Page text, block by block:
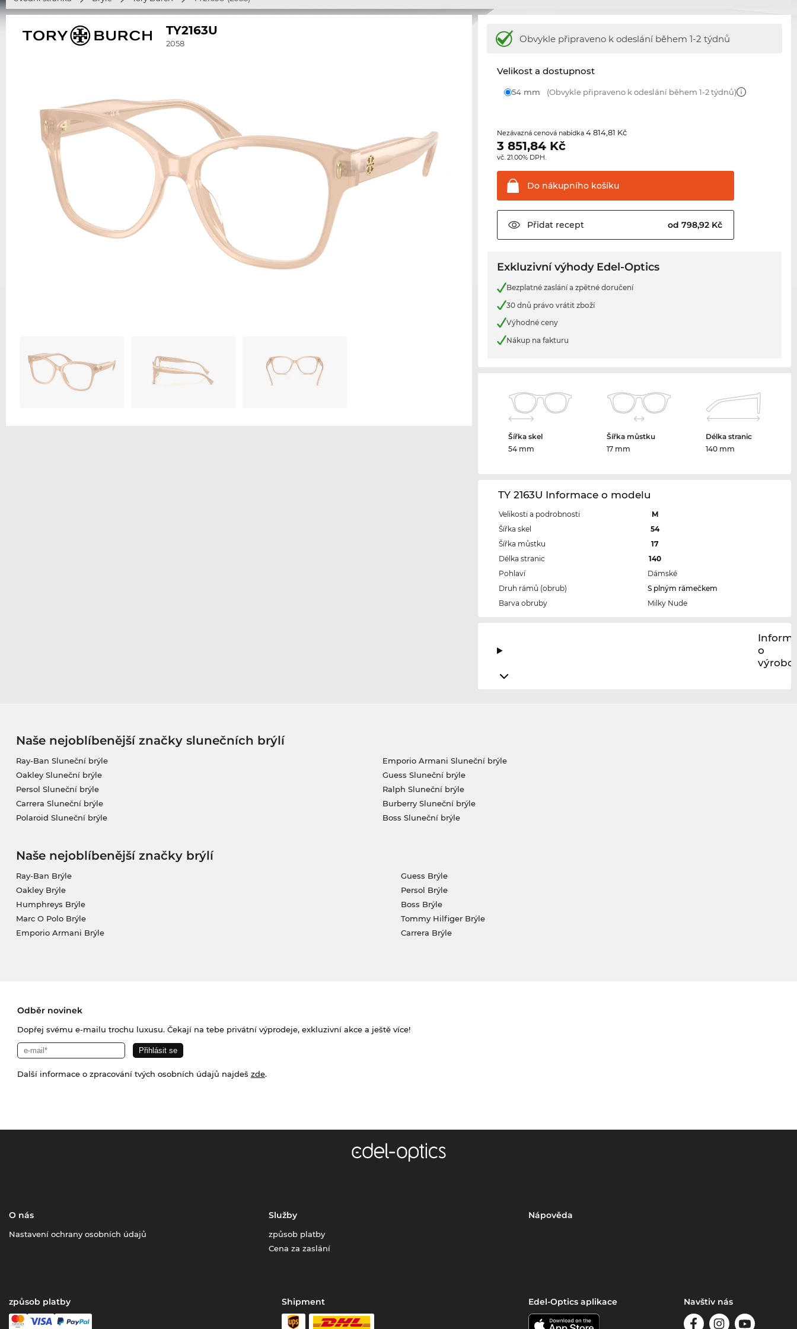
TY2163U
2058 Obvykle připraveno k odeslání během 1-2 týdnů
Velikost a dostupnost
54 mm (Obvykle připraveno k odeslání během 1-2 týdnů)
Nezávazná cenová nabídka4 814,81 Kč
3 851,84 Kč
vč. 21.00% DPH.
Do nákupního košíku
Přidat recept od 798,92 Kč
Exkluzivní výhody Edel-Optics
Bezplatné zaslání a zpětné doručení
30 dnů právo vrátit zboží
Výhodné ceny
Nákup na fakturu
Šířka skel
54 mm
Šířka můstku
17 mm
Délka stranic
140 mm
TY 2163U Informace o modelu
Velikosti a podrobnosti
M
Šířka skel
54
Šířka můstku
17
Délka stranic
140
Pohlaví
Dámské
Druh rámů (obrub)
S plným rámečkem
Barva obruby
Milky Nude
o
výrobci
Naše nejoblíbenější značky slunečních brýlí
Ray-Ban Sluneční brýle
Oakley Sluneční brýle
Persol Sluneční brýle
Carrera Sluneční brýle
Polaroid Sluneční brýle
Emporio Armani Sluneční brýle
Guess Sluneční brýle
Ralph Sluneční brýle
Burberry Sluneční brýle
Boss Sluneční brýle
Naše nejoblíbenější značky brýlí
Ray-Ban Brýle
Oakley Brýle
Humphreys Brýle
Marc O Polo Brýle
Emporio Armani Brýle
Guess Brýle
Persol Brýle
Boss Brýle
Tommy Hilfiger Brýle
Carrera Brýle
Odběr novinek
Dopřej svému e-mailu trochu luxusu. Čekají na tebe privátní výprodeje, exkluzivní akce a ještě více!
Další informace o zpracování tvých osobních údajů najdeš zde.
O nás
Nastavení ochrany osobních údajů
Služby
způsob platby
Cena za zaslání
Nápověda
způsob platby Shipment Edel-Optics aplikace Navštiv nás